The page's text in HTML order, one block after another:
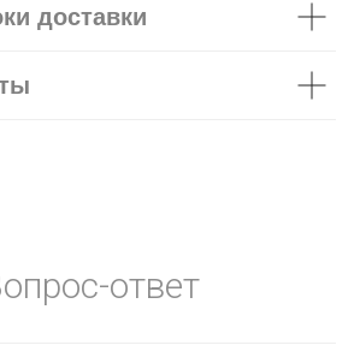
доставки
ответ